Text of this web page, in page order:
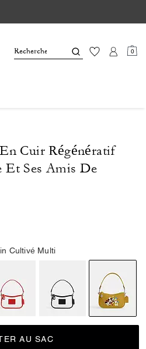
0
Cuir Régénératif
Et Ses Amis De
Cultivé Multi
AU SAC